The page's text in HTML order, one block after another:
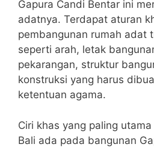
Gapura Candi Bentar ini
adatnya. Terdapat aturan
pembangunan rumah adat
seperti arah, letak
pekarangan, struktur
konstruksi yang harus
ketentuan agama.
Ciri khas yang paling
Bali ada pada bangunan